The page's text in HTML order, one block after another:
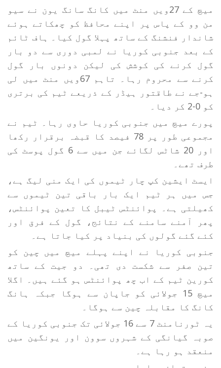
میچ کے 27ویں منٹ میں کانگ سانگ یون نے سیو
من وو کے پاس پر اپنے محافظ کو چھکاتے ہوئے
شاندار فنشنگ کے ساتھ پہلا گول کیا۔ ہاف ٹائم
کے بعد جنوبی کوریا نے لمبی دوری سے دو بار
گول کرنے کی کوشش کی لیکن دونوں بار گول
کرنے سے محروم رہا۔ تاہم 67ویں منٹ میں لی
ہو-جے نے طاقتور ہیڈر کے ذریعے ٹیم کی برتری
کو 0-2 کر دیا۔
پورے میچ میں جنوبی کوریا حاوی رہا۔ ٹیم نے
مجموعی طور پر 78 فیصد کا قبضہ برقرار رکھا
اور 20 شاٹس لگائے جن میں سے 6 گول پوسٹ کی
طرف تھے۔
ایسٹ ایشین کپ چار ٹیموں کی ایک منی لیگ ہے،
جس میں ہر ٹیم ایک بار باقی تین ٹیموں سے
کھیلتی ہے۔ پوائنٹس ٹیبل کا تعین پوائنٹس،
پھر آمنے سامنے کے نتائج، گول کے فرق اور
کئے گئے گولوں کی بنیاد پر کیا جاتا ہے۔
جنوبی کوریا نے اپنے پہلے میچ میں چین کو
تین صفر سے شکست دی تھی۔ دو جیت کے ساتھ
کورین ٹیم کے اب چھ پوائنٹس ہو گئے ہیں۔ اگلا
میچ 15 جولائی کو جاپان سے ہوگا جبکہ ہانگ
کانگ کا مقابلہ چین سے ہوگا۔
یہ ٹورنامنٹ 7 سے 16 جولائی تک جنوبی کوریا کے
صوبہ گیانگی کے شہروں سوون اور یونگین میں
منعقد ہو رہا ہے۔